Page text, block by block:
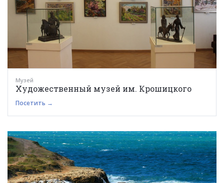
Музей
Художественный музей им. Крошицкого
Посетить →